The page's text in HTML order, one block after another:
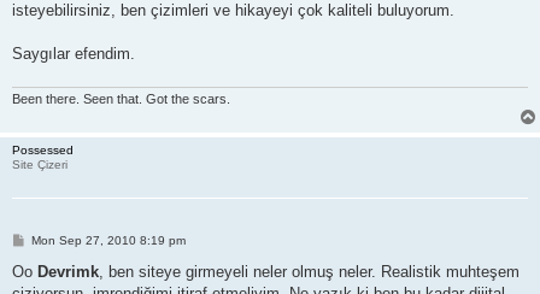
isteyebilirsiniz, ben çizimleri ve hikayeyi çok kaliteli buluyorum.
Saygılar efendim.
Been there. Seen that. Got the scars.
Possessed
Site Çizeri
P
s
Mon Sep 27, 2010 8:19 pm
Oo Devrimk, ben siteye girmeyeli neler olmuş neler. Realistik muhteşem